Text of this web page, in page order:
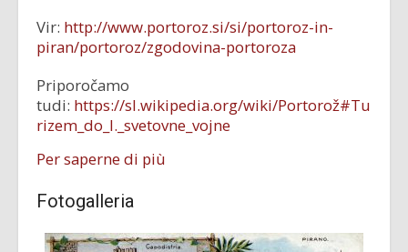
Vir: http://www.portoroz.si/si/portoroz-in-
piran/portoroz/zgodovina-portoroza
Priporočamo
tudi: https://sl.wikipedia.org/wiki/Portorož#Tu
rizem_do_I._svetovne_vojne
Per saperne di più
Fotogalleria